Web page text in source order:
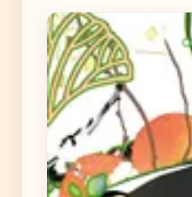
Produktgalerie überspringen